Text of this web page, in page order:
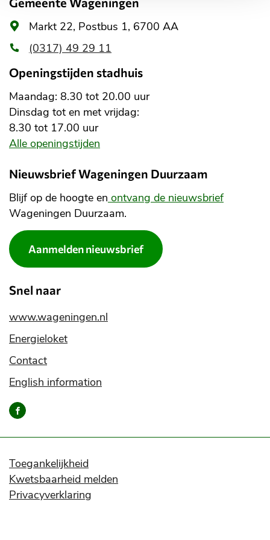
Algemeen
adres
Markt 22, Postbus 1, 6700 AA
(0317) 49 29 11
Openingstijden stadhuis
Maandag: 8.30 tot 20.00 uur
Dinsdag tot en met vrijdag:
8.30 tot 17.00 uur
Alle openingstijden
Nieuwsbrief Wageningen Duurzaam
Blijf op de hoogte en ontvang de nieuwsbrief
Wageningen Duurzaam.
Aanmelden nieuwsbrief
Snel naar
www.wageningen.nl
Energieloket
Contact
English information
Bereik
ons
social
media
kanalen
Toegankelijkheid
Kwetsbaarheid melden
Privacyverklaring